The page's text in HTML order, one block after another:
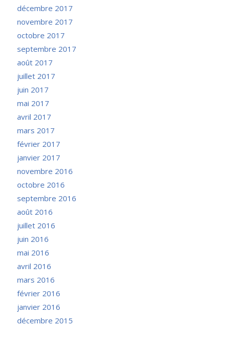
décembre 2017
novembre 2017
octobre 2017
septembre 2017
août 2017
juillet 2017
juin 2017
mai 2017
avril 2017
mars 2017
février 2017
janvier 2017
novembre 2016
octobre 2016
septembre 2016
août 2016
juillet 2016
juin 2016
mai 2016
avril 2016
mars 2016
février 2016
janvier 2016
décembre 2015